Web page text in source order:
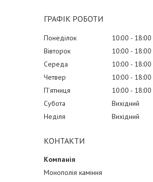
ГРАФІК РОБОТИ
Понеділок 10:00
18:00
Вівторок
10:00
18:00
Середа
10:00
18:00
Четвер
10:00
18:00
Пʼятниця
10:00
18:00
Субота
Вихідний
Неділя
Вихідний
КОНТАКТИ
Монополія каміння